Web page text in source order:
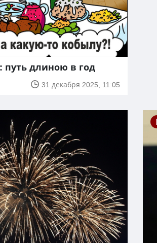
путь длиною в год
31 декабря 2025, 11:05